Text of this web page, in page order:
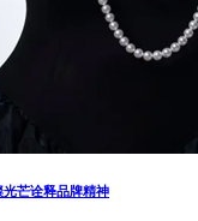
芒诠释品牌精神